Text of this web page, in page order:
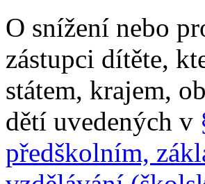
O snížení nebo
zástupci dítěte,
státem, krajem,
dětí uvedených v
předškolním,